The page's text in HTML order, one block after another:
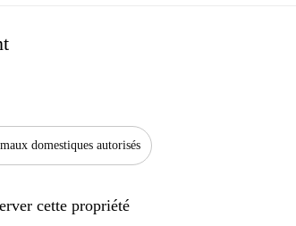
domestiques autorisés
cette propriété